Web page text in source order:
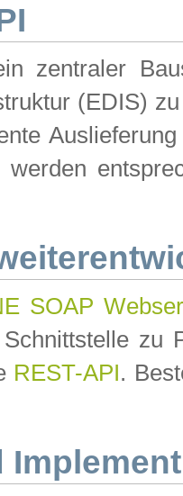
zentraler
(EDIS)
SOAP
zu
REST-API.